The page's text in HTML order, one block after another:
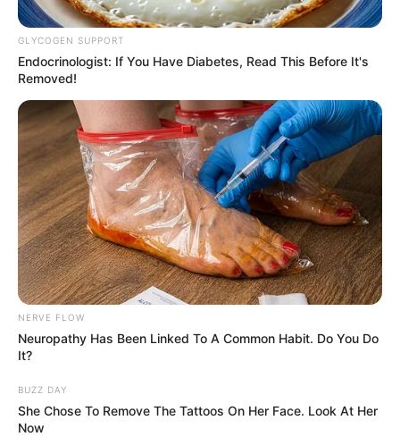
Liga de Esgrima del Tolima
Resultados del Tolima, en el Campeonato Nacional de
Esgrima, Bogotá 2024
Por:Carlos Alberto 'Beto' Serna
Agosto 6, 2024
GLYCOGEN SUPPORT
Endocrinologist: If You Have Diabetes, Read This Before It's
Removed!
NERVE FLOW
Neuropathy Has Been Linked To A Common Habit. Do You Do
It?
BUZZ DAY
She Chose To Remove The Tattoos On Her Face. Look At Her
Now